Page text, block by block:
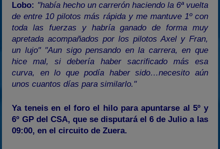
Lobo: "había hecho un carrerón haciendo la 6ª vuelta
de entre 10 pilotos más rápida y me mantuve 1º con
toda las fuerzas y habría ganado de forma muy
apretada acompañados por los pilotos Axel y Fran,
un lujo" "Aun sigo pensando en la carrera, en que
hice mal, si debería haber sacrificado más esa
curva, en lo que podía haber sido…necesito aún
unos cuantos días para similarlo."
Ya teneis en el foro el hilo para apuntarse al 5º y
6º GP del CSA, que se disputará el 6 de Julio a las
09:00, en el circuito de Zuera.